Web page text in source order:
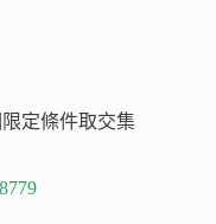
定條件取交集